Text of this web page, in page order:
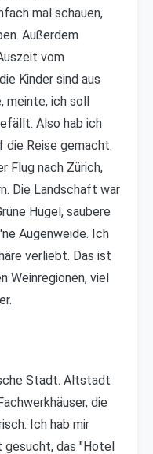
mal schauen,
Außerdem
vom
Kinder sind aus
meinte, ich soll
Also hab ich
die Reise gemacht.
Flug nach Zürich,
Die Landschaft war
Hügel, saubere
Augenweide. Ich
verliebt. Das ist
Weinregionen, viel
Stadt. Altstadt
die
Ich hab mir
das "Hotel